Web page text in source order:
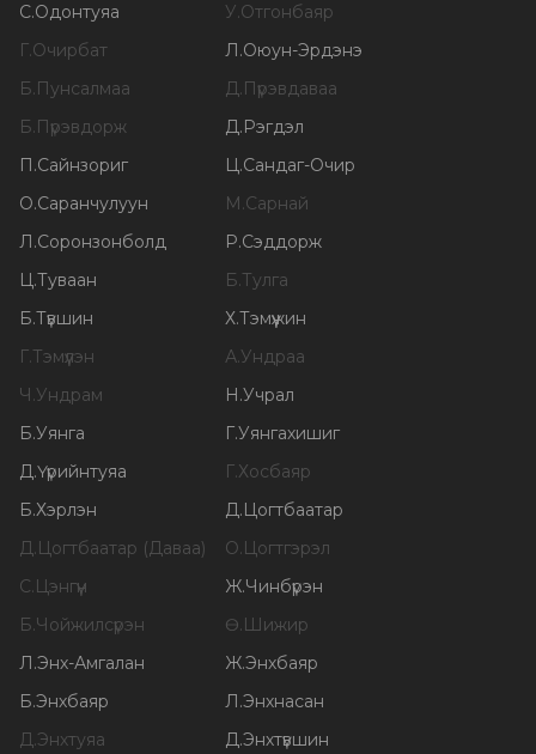
С.Одонтуяа У.Отгонбаяр
Г.Очирбат Л.Оюун-Эрдэнэ
Б.Пунсалмаа Д.Пүрэвдаваа
Б.Пүрэвдорж Д.Рэгдэл
П.Сайнзориг Ц.Сандаг-Очир
О.Саранчулуун М.Сарнай
Л.Соронзонболд Р.Сэддорж
Ц.Туваан Б.Тулга
Б.Түвшин Х.Тэмүүжин
Г.Тэмүүлэн А.Ундраа
Ч.Ундрам Н.Учрал
Б.Уянга Г.Уянгахишиг
Д.Үүрийнтуяа Г.Хосбаяр
Б.Хэрлэн Д.Цогтбаатар
Д.Цогтбаатар (Даваа) О.Цогтгэрэл
С.Цэнгүүн Ж.Чинбүрэн
Б.Чойжилсүрэн Ө.Шижир
Л.Энх-Амгалан Ж.Энхбаяр
Б.Энхбаяр Л.Энхнасан
Д.Энхтуяа Д.Энхтүвшин